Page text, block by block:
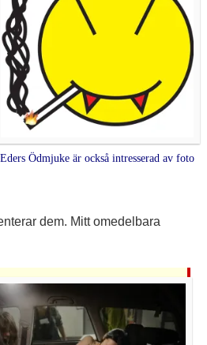
Eders Ödmjuke är också intresserad av foto
dem. Mitt omedelbara